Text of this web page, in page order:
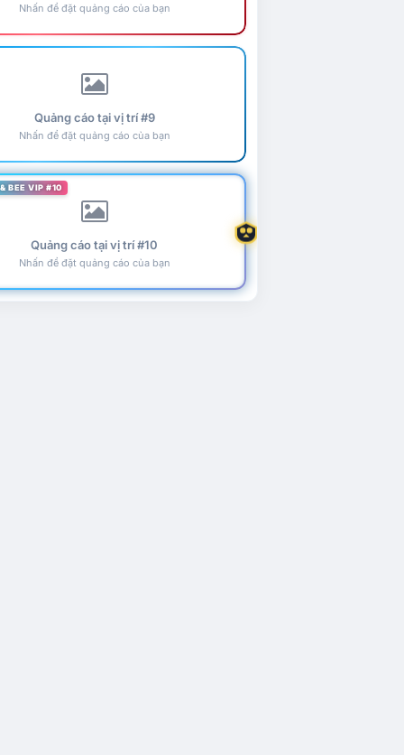
Nhấn để đặt quảng cáo của bạn
Quảng cáo tại vị trí #9
Nhấn để đặt quảng cáo của bạn
BEE VIP #10
Quảng cáo tại vị trí #10
Nhấn để đặt quảng cáo của bạn